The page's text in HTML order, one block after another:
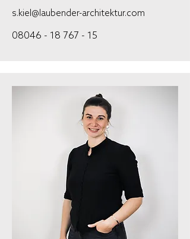
s.kiel@laubender-architektur.com
08046 - 18 767 - 15